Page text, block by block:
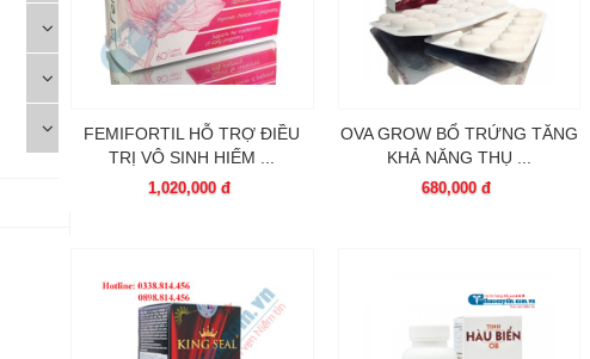
FEMIFORTIL HỖ TRỢ ĐIỀU
TRỊ VÔ SINH HIẾM ...
1,020,000 đ
OVA GROW BỔ TRỨNG TĂNG
KHẢ NĂNG THỤ ...
680,000 đ